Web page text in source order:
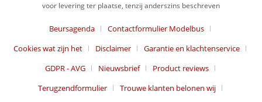
voor levering ter plaatse, tenzij anderszins beschreven
Beursagenda
Contactformulier Modelbus
Cookies wat zijn het
Disclaimer
Garantie en klachtenservice
GDPR - AVG
Nieuwsbrief
Product reviews
Terugzendformulier
Trouwe klanten belonen wij